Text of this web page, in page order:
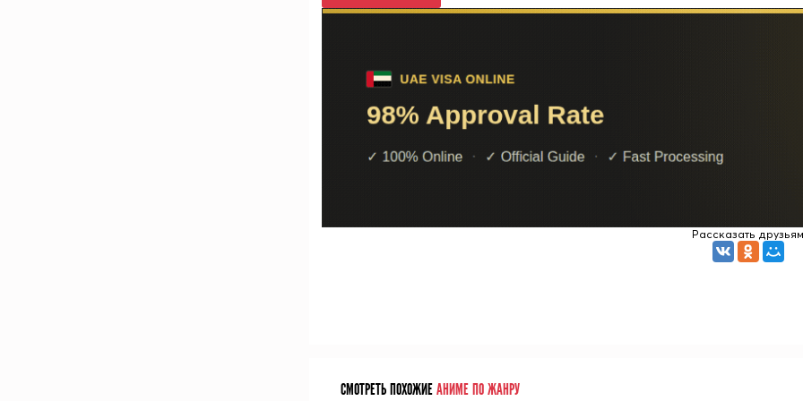
Рассказать друзьям
СМОТРЕТЬ ПОХОЖИЕАНИМЕ ПО ЖАНРУ